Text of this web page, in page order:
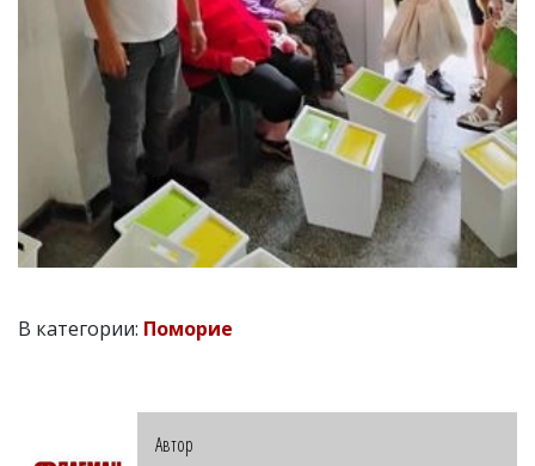
В категории: Поморие
Автор